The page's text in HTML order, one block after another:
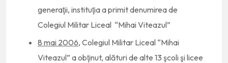
generaţii, instituţia a primit denumirea de
Colegiul Militar Liceal “Mihai Viteazul”
8 mai 2006, Colegiul Militar Liceal “Mihai
Viteazul” a obţinut, alături de alte 13 şcoli şi licee